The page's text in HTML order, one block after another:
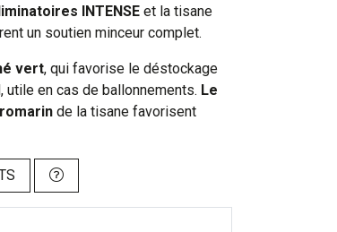
INTENSE et la tisane
un soutien minceur complet.
vert, qui favorise le déstockage
en cas de ballonnements. Le
de la tisane favorisent